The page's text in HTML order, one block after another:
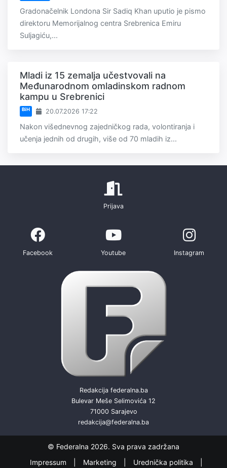
Gradonačelnik Londona Sir Sadiq Khan uputio je pismo
direktoru Memorijalnog centra Srebrenica Emiru
Suljagiću,...
Mladi iz 15 zemalja učestvovali na
Međunarodnom omladinskom radnom
kampu u Srebrenici
BiH 20.07.2026 17:22
Nakon višednevnog zajedničkog rada, volontiranja i
učenja jednih od drugih, više od 70 mladih iz...
Prijava
Facebook Youtube Instagram
Redakcija federalna.ba
Bulevar Meše Selimovića 12
71000 Sarajevo
redakcija@federalna.ba
© Federalna 2026. Sva prava zadržana
Impressum
Marketing Urednička politika